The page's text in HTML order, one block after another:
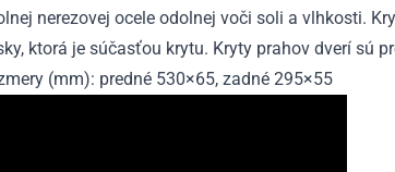
nerezovej ocele odolnej voči soli a vlhkosti.
ktorá je súčasťou krytu. Kryty prahov dverí sú
(mm): predné 530×65, zadné 295×55